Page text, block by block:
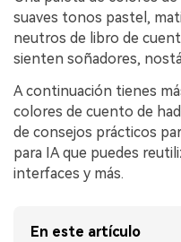
suaves tonos pastel,
neutros de libro de
sienten soñadores,
A continuación tienes
colores de cuento de
de consejos prácticos
para IA que puedes
interfaces y más.
En este artículo